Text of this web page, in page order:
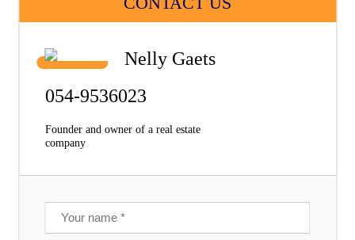
Nelly Gaets
054-9536023
Founder and owner of a real estate
company